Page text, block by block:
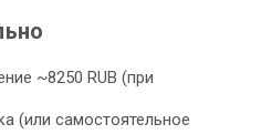
~8250 RUB (при
(или самостоятельное